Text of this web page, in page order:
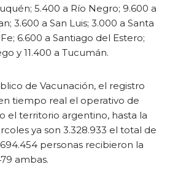
5.400 a Río Negro; 9.600 a
3.600 a San Luis; 3.000 a Santa
6.600 a Santiago del Estero;
y 11.400 a Tucumán.
de Vacunación, el registro
tiempo real el operativo de
el territorio argentino, hasta la
ya son 3.328.933 el total de
personas recibieron la
ambas.